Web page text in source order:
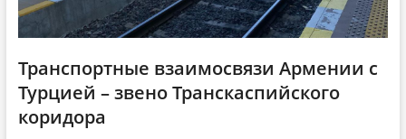
Транспортные взаимосвязи Армении с
Турцией – звено Транскаспийского
коридора